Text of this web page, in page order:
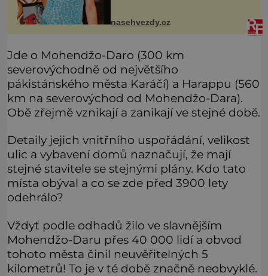
nasehvezdy.cz
Jde o Mohendžo-Daro (300 km
severovýchodně od největšího
pákistánského města Karáčí) a Harappu (560
km na severovýchod od Mohendžo-Dara).
Obě zřejmě vznikají a zanikají ve stejné době.
Detaily jejich vnitřního uspořádání, velikost
ulic a vybavení domů naznačují, že mají
stejné stavitele se stejnými plány. Kdo tato
místa obýval a co se zde před 3900 lety
odehrálo?
Vždyť podle odhadů žilo ve slavnějším
Mohendžo-Daru přes 40 000 lidí a obvod
tohoto města činil neuvěřitelných 5
kilometrů! To je v té době značně neobvyklé.